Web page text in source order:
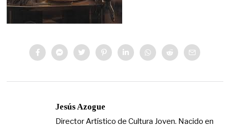
Jesús Azogue
Director Artístico de Cultura Joven. Nacido en